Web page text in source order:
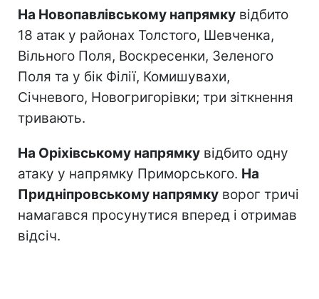
На Новопавлівському напрямку відбито
18 атак у районах Толстого, Шевченка,
Вільного Поля, Воскресенки, Зеленого
Поля та у бік Філії, Комишувахи,
Січневого, Новогригорівки; три зіткнення
тривають.
На Оріхівському напрямку відбито одну
атаку у напрямку Приморського. На
Придніпровському напрямку ворог тричі
намагався просунутися вперед і отримав
відсіч.